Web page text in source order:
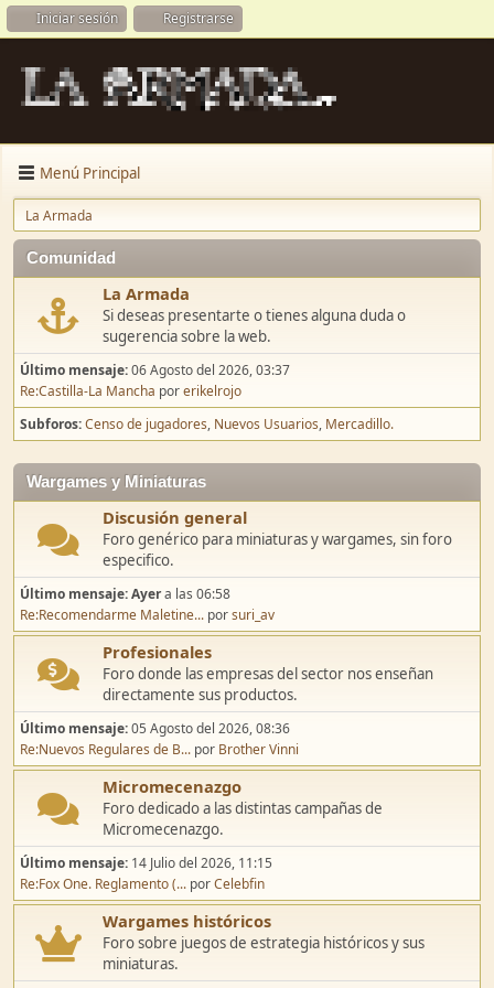
Iniciar sesión Registrarse
Menú Principal
La Armada
Comunidad
La Armada
Si deseas presentarte o tienes alguna duda o
sugerencia sobre la web.
Último mensaje:06 Agosto del 2026, 03:37
Re:Castilla-La Mancha porerikelrojo
Subforos Censo de jugadores Nuevos Usuarios Mercadillo.
Wargames y Miniaturas
Discusión general
Foro genérico para miniaturas y wargames, sin foro
especifico.
Último mensaje:Ayera las 06:58
Re:Recomendarme Maletine... porsuri_av
Profesionales
Foro donde las empresas del sector nos enseñan
directamente sus productos.
Último mensaje:05 Agosto del 2026, 08:36
Re:Nuevos Regulares de B... por Brother Vinni
Micromecenazgo
Foro dedicado a las distintas campañas de
Micromecenazgo.
Último mensaje: 14 Julio del 2026, 11:15
Re:Fox One. Reglamento (... porCelebfin
Wargames históricos
Foro sobre juegos de estrategia históricos y sus
miniaturas.